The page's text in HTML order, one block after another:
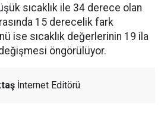
sıcaklık ile 34 derece olan
15 derecelik fark
ise sıcaklık değerlerinin 19 ila
öngörülüyor.
İnternet Editörü